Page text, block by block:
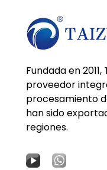
Fundada en
proveedor
procesamiento
han sido
regiones.